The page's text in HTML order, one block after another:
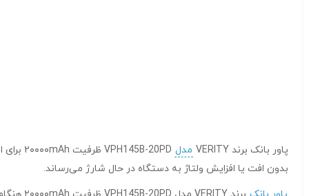
پاور بانک برند VERITY
مدل
بدون افت یا افزایش ولتاژ به دستگاه در حال شارژ می‌رساند.